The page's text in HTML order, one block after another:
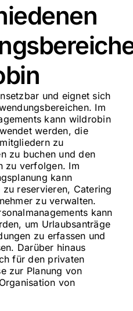
und eignet sich
Im
kann wildrobin
werden, die
zu
zu buchen und den
zu verfolgen. Im
kann
reservieren, Catering
zu verwalten.
kann
um Urlaubsanträge
zu erfassen und
Darüber hinaus
für den privaten
zur Planung von
von